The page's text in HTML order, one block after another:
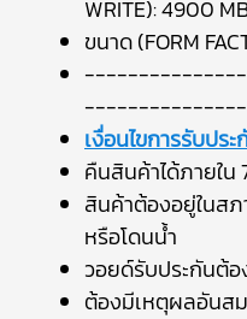
WRITE): 4900
ขนาด (FORM
เงื่อนไขการรับปร
คืนสินค้าได้ภายใน
สินค้าต้องอยู่ในส
หรือโดนน้ำ
วอยด์รับประกันต้อ
ต้องมีเหตุผลอันส